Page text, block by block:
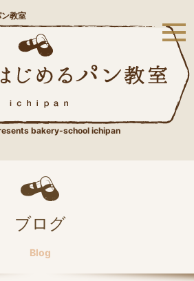
教室
bakery-school ichipan
ブログ
Blog